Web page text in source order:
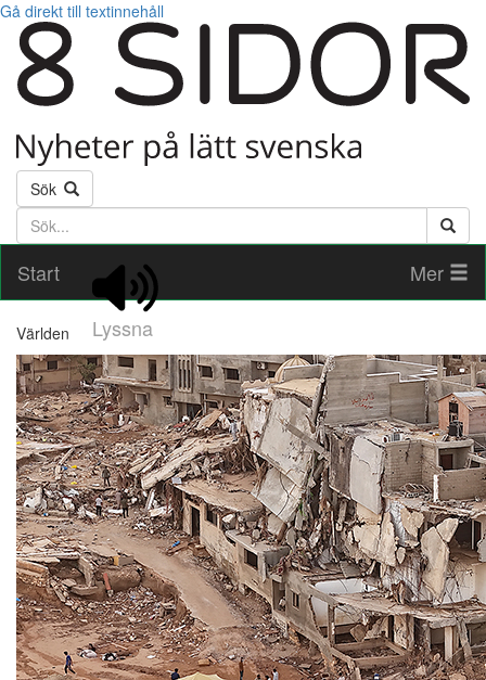
Gå direkt till textinnehåll
Sök
Söktext
Start
Lyssna
Mer
Världen